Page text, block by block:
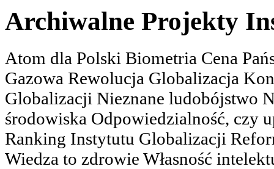
Archiwalne Projekty
Atom dla Polski Biometria Cena
Gazowa Rewolucja Globalizacja
Globalizacji Nieznane ludobójstwo
środowiska Odpowiedzialność, czy
Ranking Instytutu Globalizacji
Wiedza to zdrowie Własność